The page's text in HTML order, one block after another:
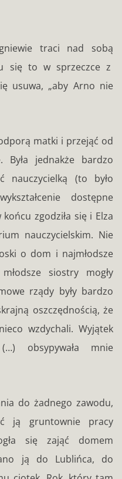
traci nad sobą
się to w sprzeczce z
usuwa, „aby Arno nie
matki i przejąć od
Była jednakże bardzo
nauczycielką (to było
dostępne
zgodziła się i Elza
nauczycielskim. Nie
o dom i najmłodsze
siostry mogły
rządy były bardzo
oszczędnością, że
wzdychali. Wyjątek
obsypywała mnie
do żadnego zawodu,
ją gruntownie pracy
się zająć domem
ją do Lublińca, do